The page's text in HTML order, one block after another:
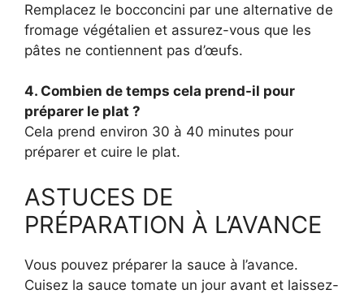
Remplacez le bocconcini par une alternative de
fromage végétalien et assurez-vous que les
pâtes ne contiennent pas d’œufs.
4. Combien de temps cela prend-il pour
préparer le plat ?
Cela prend environ 30 à 40 minutes pour
préparer et cuire le plat.
ASTUCES DE
PRÉPARATION À L’AVANCE
Vous pouvez préparer la sauce à l’avance.
Cuisez la sauce tomate un jour avant et laissez-